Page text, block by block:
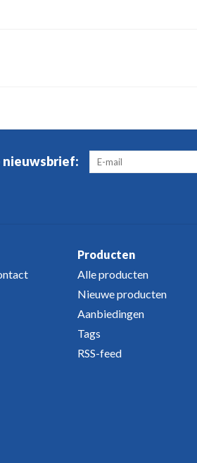
nieuwsbrief:
Producten
Alle producten
Nieuwe producten
Aanbiedingen
Tags
RSS-feed